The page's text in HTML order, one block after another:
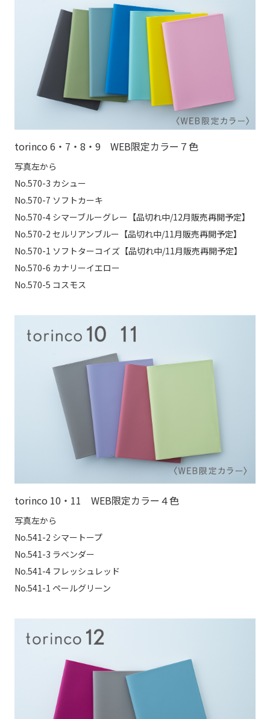
torinco 6・7・8・9 WEB限定カラー７色
写真左から
No.570-3 カシュー
No.570-7 ソフトカーキ
No.570-4 シマーブルーグレー【品切れ中/12月販売再開予定】
No.570-2 セルリアンブルー【品切れ中/11月販売再開予定】
No.570-1 ソフトターコイズ【品切れ中/11月販売再開予定】
No.570-6 カナリーイエロー
No.570-5 コスモス
torinco 10・11 WEB限定カラー４色
写真左から
No.541-2 シマートープ
No.541-3 ラベンダー
No.541-4 フレッシュレッド
No.541-1 ペールグリーン